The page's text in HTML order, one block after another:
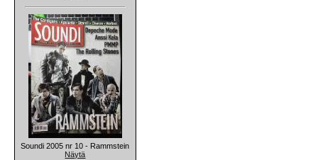
Soundi 2005 nr 10 - Rammstein
Näytä